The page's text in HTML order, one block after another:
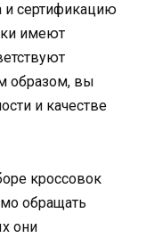
и сертификацию
имеют
образом, вы
и качестве
кроссовок
обращать
они